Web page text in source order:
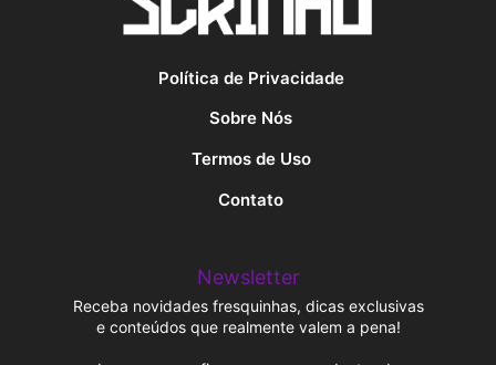
Política de Privacidade
Sobre Nós
Termos de Uso
Contato
Newsletter
Receba novidades fresquinhas, dicas exclusivas
e conteúdos que realmente valem a pena!